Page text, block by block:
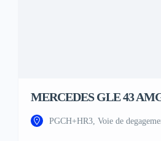
MERCEDES GLE 43
PGCH+HR3, Voie de